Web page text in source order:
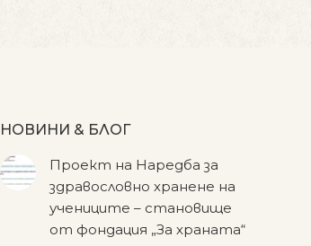
НОВИНИ & БЛОГ
Проект на Наредба за
здравословно хранене на
учениците – становище
от фондация „За храната“